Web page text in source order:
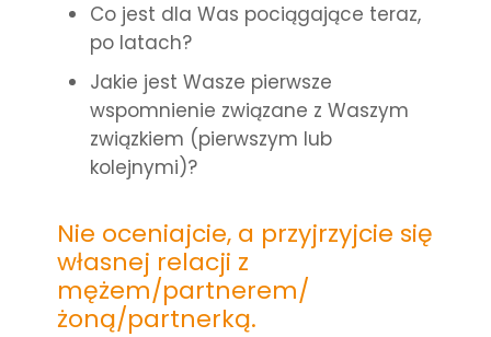
Co jest dla Was pociągające teraz,
po latach?
Jakie jest Wasze pierwsze
wspomnienie związane z Waszym
związkiem (pierwszym lub
kolejnymi)?
Nie oceniajcie, a przyjrzyjcie się
własnej relacji z
mężem/partnerem/
żoną/partnerką.